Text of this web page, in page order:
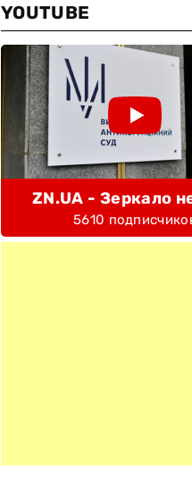
YOUTUBE
ZN.UA - Зеркало
5610